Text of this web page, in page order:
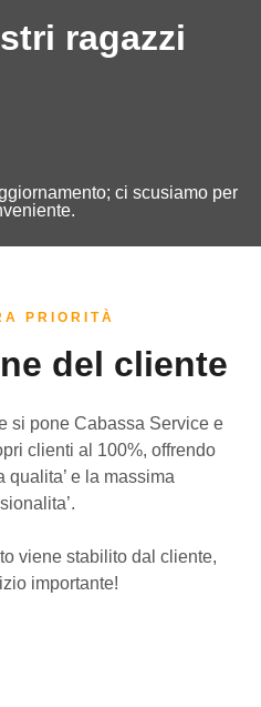
ragazzi
ci scusiamo per
PRIORITÀ
del cliente
si pone Cabassa Service e
clienti al 100%, offrendo
qualita’ e la massima
viene stabilito dal cliente,
importante!